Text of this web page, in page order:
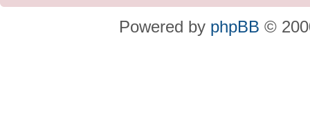
Powered by phpBB ©